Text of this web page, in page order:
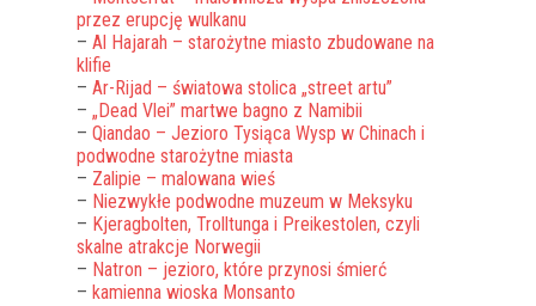
przez erupcję wulkanu
– Al Hajarah – starożytne miasto zbudowane na
klifie
– Ar-Rijad – światowa stolica „street artu”
– „Dead Vlei” martwe bagno z Namibii
– Qiandao – Jezioro Tysiąca Wysp w Chinach i
podwodne starożytne miasta
– Zalipie – malowana wieś
– Niezwykłe podwodne muzeum w Meksyku
– Kjeragbolten, Trolltunga i Preikestolen, czyli
skalne atrakcje Norwegii
– Natron – jezioro, które przynosi śmierć
– kamienna wioska Monsanto